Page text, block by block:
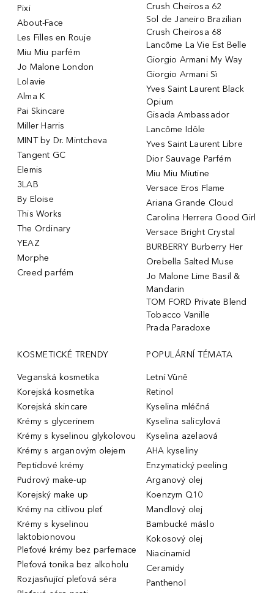
Pixi
About-Face
Les Filles en Rouje
Miu Miu parfém
Jo Malone London
Lolavie
Alma K
Pai Skincare
Miller Harris
MINT by Dr. Mintcheva
Tangent GC
Elemis
3LAB
By Eloise
This Works
The Ordinary
YEAZ
Morphe
Creed parfém
Crush Cheirosa 62
Sol de Janeiro Brazilian
Crush Cheirosa 68
Lancôme La Vie Est Belle
Giorgio Armani My Way
Giorgio Armani Sì
Yves Saint Laurent Black
Opium
Gisada Ambassador
Lancôme Idôle
Yves Saint Laurent Libre
Dior Sauvage Parfém
Miu Miu Miutine
Versace Eros Flame
Ariana Grande Cloud
Carolina Herrera Good Girl
Versace Bright Crystal
BURBERRY Burberry Her
Orebella Salted Muse
Jo Malone Lime Basil &
Mandarin
TOM FORD Private Blend
Tobacco Vanille
Prada Paradoxe
KOSMETICKÉ TRENDY
Veganská kosmetika
Korejská kosmetika
Korejská skincare
Krémy s glycerinem
Krémy s kyselinou glykolovou
Krémy s arganovým olejem
Peptidové krémy
Pudrový make-up
Korejský make up
Krémy na citlivou pleť
Krémy s kyselinou
laktobionovou
Pleťové krémy bez parfemace
Pleťová tonika bez alkoholu
Rozjasňující pleťová séra
POPULÁRNÍ TÉMATA
Letní Vůně
Retinol
Kyselina mléčná
Kyselina salicylová
Kyselina azelaová
AHA kyseliny
Enzymatický peeling
Arganový olej
Koenzym Q10
Mandlový olej
Bambucké máslo
Kokosový olej
Niacinamid
Ceramidy
Panthenol